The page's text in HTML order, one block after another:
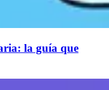
la guía que